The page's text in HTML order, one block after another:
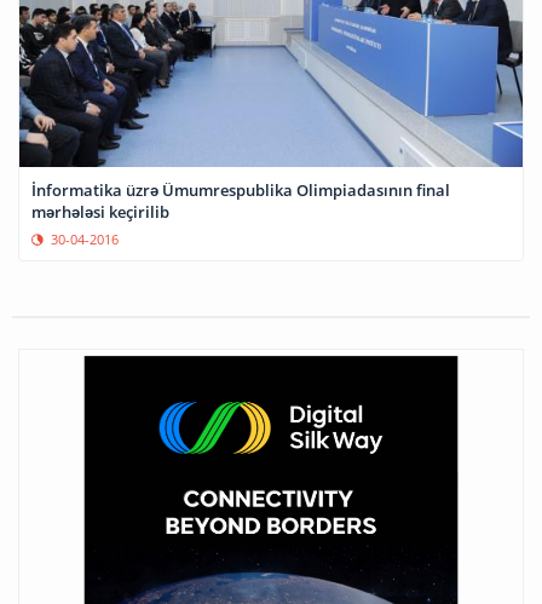
İnformatika üzrə Ümumrespublika Olimpiadasının final
mərhələsi keçirilib
30-04-2016